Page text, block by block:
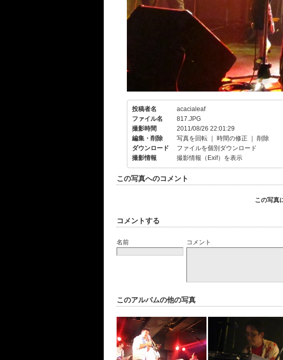
投稿者名
acacialeaf
ファイル名
817.JPG
撮影時間
2011/08/26 22:01:29
編集・削除
写真を回転 時間の修正
削除
ダウンロード
ファイルを個別ダウンロード
撮影情報
撮影情報（Exif）を表示
この写真へのコメント
この写真
コメントする
名前 コメント
このアルバムの他の写真